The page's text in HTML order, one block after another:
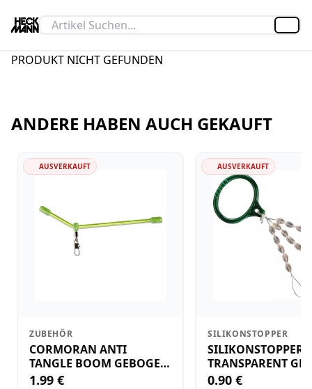
PRODUKT NICHT GEFUNDEN
ANDERE HABEN AUCH GEKAUFT
AUSVERKAUFT
ZUBEHÖR
CORMORAN ANTI
TANGLE BOOM GEBOGEN
12CM M.WIRBEL(PLASTIK)
1.99 €
AUSVERKAUFT
SILIKONSTOPPER
SILIKONSTOPPER
TRANSPARENT
KLEIN
0.90 €